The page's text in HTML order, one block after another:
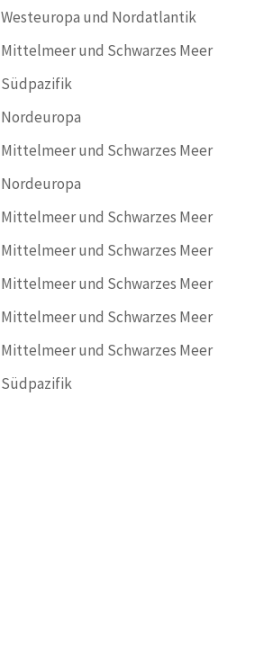
Westeuropa und Nordatlantik
Mittelmeer und Schwarzes Meer
Südpazifik
Nordeuropa
Mittelmeer und Schwarzes Meer
Nordeuropa
Mittelmeer und Schwarzes Meer
Mittelmeer und Schwarzes Meer
Mittelmeer und Schwarzes Meer
Mittelmeer und Schwarzes Meer
Mittelmeer und Schwarzes Meer
Südpazifik